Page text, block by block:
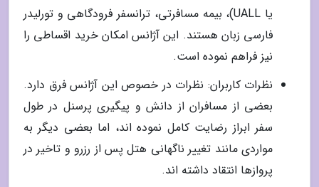
یا UALL)، بیمه مسافرتی، ترانسفر فرودگاهی و تورلیدر
فارسی زبان هستند. این آژانس امکان خرید اقساطی را
نیز فراهم نموده است.
نظرات کاربران: نظرات در خصوص این آژانس فرق دارد.
بعضی از مسافران از دانش و پیگیری پرسنل در طول
سفر ابراز رضایت کامل نموده اند، اما بعضی دیگر به
مواردی مانند تغییر ناگهانی هتل پس از رزرو و تاخیر در
پروازها انتقاد داشته اند.